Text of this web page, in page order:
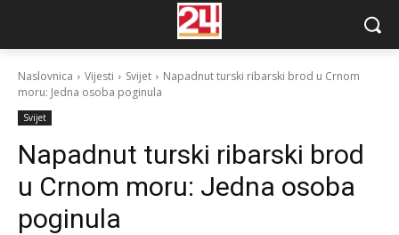
Naslovnica Vijesti Svijet
Napadnut turski ribarski brod u Crnom
moru: Jedna osoba poginula
Svijet
Napadnut turski ribarski brod
u Crnom moru: Jedna osoba
poginula